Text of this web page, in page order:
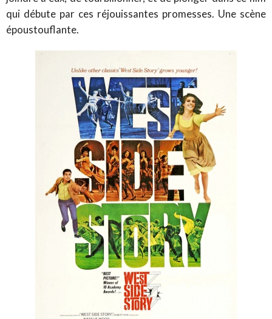
qui débute par ces réjouissantes promesses. Une scène
époustouflante.